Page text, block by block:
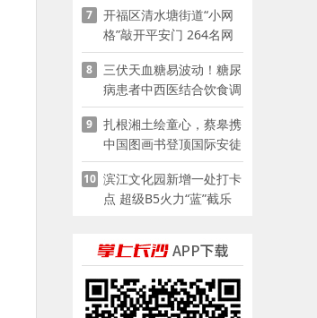
7
开福区清水塘街道“小网
格”敲开平安门 264名网
格员扫楼“错峰问安”
8
三伏天血糖易波动！糖尿
病患者中西医结合饮食调
养指南
9
扎根湘土绘童心，蔡皋携
中国图画书登顶国际安徒
生奖
10 滨江文化园新增一处打卡
点 超级B5火力“蓝”截乐